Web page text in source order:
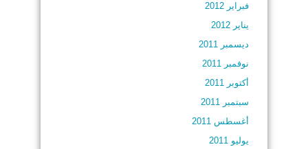
فبراير 2012
يناير 2012
ديسمبر 2011
نوفمبر 2011
أكتوبر 2011
سبتمبر 2011
أغسطس 2011
يوليو 2011